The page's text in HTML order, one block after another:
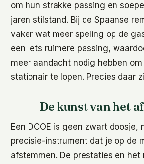
om hun strakke passing en
jaren stilstand. Bij de Spaanse
vaker wat meer speling op de
een iets ruimere passing,
meer aandacht nodig hebben
stationair te lopen. Precies daar
De kunst van het
Een DCOE is geen zwart doosje,
precisie-instrument dat je op de
afstemmen. De prestaties en het